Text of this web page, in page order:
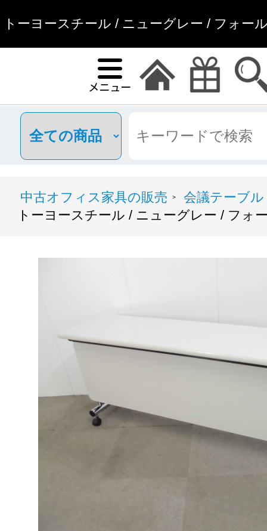
トーヨースチール / ニューグレー / フォー
具通販
中古オフィス家具の販売 >
会議テーブル
トーヨースチール / ニューグレー / フォ